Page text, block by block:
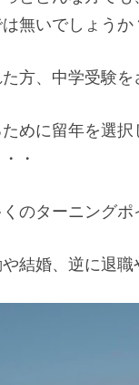
無いでしょうか
方、中学受験
めに留年を選
・
のターニングポ
結婚、逆に退職